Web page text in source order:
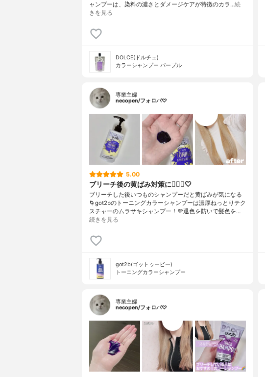
ャンプーは、染料の濃さとダメージケアが特徴のカラ…続
きを見る
DOLCE(ドルチェ)
カラーシャンプー パープル
専業主婦
necopen/フォロバ♡
5.00
ブリーチ後の黄ばみ対策に💁🏼‍♀️🤍
ブリーチした後いつものシャンプーだと黄ばみが気になる
🌀got2bのトーニングカラーシャンプーは濃厚ねっとりテク
スチャーのムラサキシャンプー！💜退色を防いで髪色を…
続きを見る
got2b(ゴットゥービー)
トーニングカラーシャンプー
専業主婦
necopen/フォロバ♡